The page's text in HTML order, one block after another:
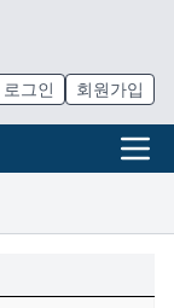
로그인 회원가입